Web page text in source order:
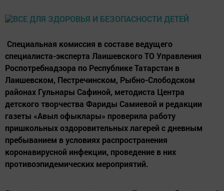
Специальная комиссия в составе ведущего
специалиста-эксперта Лаишевского ТО Управления
Роспотребнадзора по Республике Татарстан в
Лаишевском, Пестречинском, Рыбно-Слободском
районах Гульнары Сафиной, методиста Центра
детского творчества Фариды Самиевой и редакции
газеты «Авыл офыклары» проверила работу
пришкольных оздоровительных лагерей с дневным
пребыванием в условиях распространения
коронавирусной инфекции, проведение в них
противоэпидемических мероприятий.